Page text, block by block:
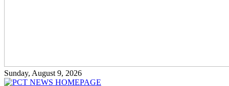
Sunday, August 9, 2026